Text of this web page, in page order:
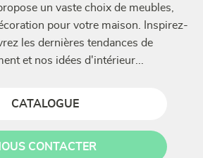
un vaste choix de meubles,
pour votre maison. Inspirez-
les dernières tendances de
et nos idées d'intérieur...
CATALOGUE
CONTACTER